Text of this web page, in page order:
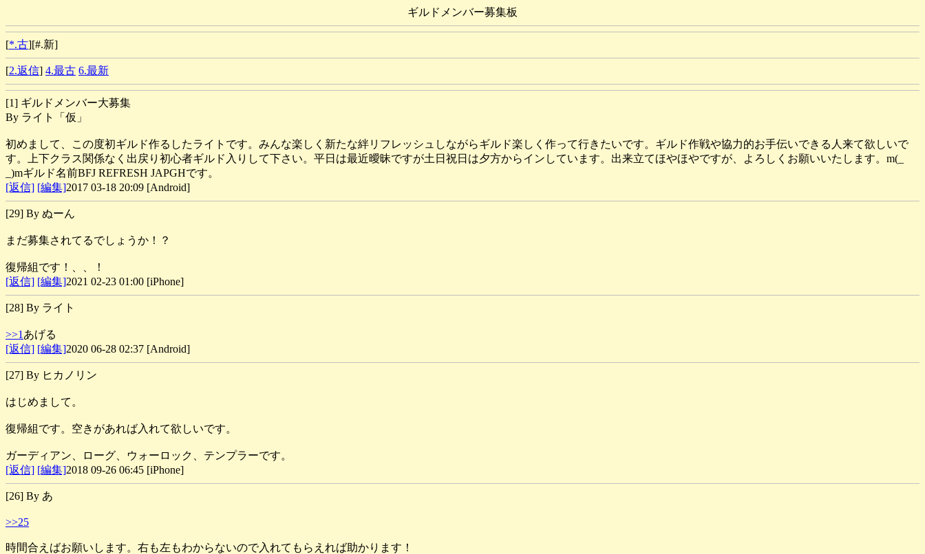
ギルドメンバー募集板
[*.古][#.新]
[2.返信] 4.最古 6.最新
[1] ギルドメンバー大募集
By ライト「仮」
初めまして、この度初ギルド作るしたライトです。みんな楽しく新たな絆リフレッシュしながらギルド楽しく作って行きたいです。ギルド作戦や協力的お手伝いできる人来て欲しいで
す。上下クラス関係なく出戻り初心者ギルド入りして下さい。平日は最近曖昧ですが土日祝日は夕方からインしています。出来立てほやほやですが、よろしくお願いいたします。m(_
_)mギルド名前BFJ REFRESH JAPGHです。
[返信] [編集]2017 03-18 20:09 [Android]
[29] By ぬーん
まだ募集されてるでしょうか！？
復帰組です！、、！
[返信] [編集]2021 02-23 01:00 [iPhone]
[28] By ライト
>>1 あげる
[返信] [編集]2020 06-28 02:37 [Android]
[27] By ヒカノリン
はじめまして。
復帰組です。空きがあれば入れて欲しいです。
ガーディアン、ローグ、ウォーロック、テンプラーです。
[返信] [編集]2018 09-26 06:45 [iPhone]
[26] By あ
>>25
時間合えばお願いします。右も左もわからないので入れてもらえれば助かります！